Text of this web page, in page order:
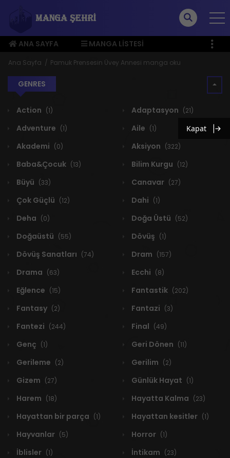
ANA SAYFA
MANGA LISTESI
ÜYE MENÜSÜ
Ana Sayfa Pamuk Prensesin Üvey Annesi manga oku
GENRES
Action (1) Adaptasyon (21)
Adventure (1) Aile (1)
Akademi (0) Aksiyon (322)
Baba&Çocuk (13) Bilim Kurgu (12)
Büyü (33) Canavar (27)
Çok Güçlü (12) Dahi (1)
Deha (0) Doğa Üstü (52)
Doğaüstü (55) Dövüş (1)
Dövüş Sanatları (74) Dram (157)
Drama (63) Ecchi (8)
Eğlence (15) Fantastik (202)
Fantasy (2) Fantazi (3)
Fantezi (244) Final (49)
Genç (1) Geri Dönen (11)
Gerileme (2) Gerilim (2)
Gizem (27) Günlük Hayat (1)
Harem (18) Hayatta Kalma (23)
Hayattan bir parça (1) Hayattan kesitler (1)
Hayvanlar (5) Horror (1)
İblisler (1) İntikam (23)
Kapat